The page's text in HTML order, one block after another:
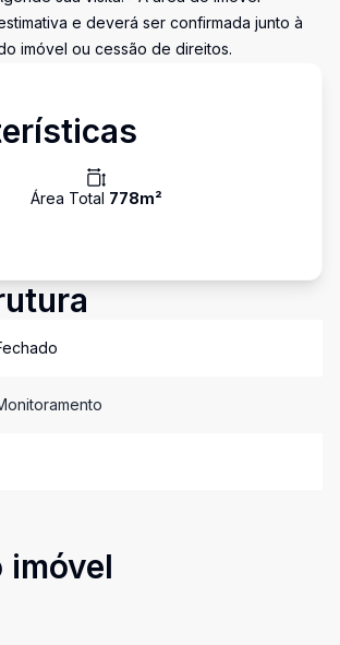
e deverá ser confirmada junto à
imóvel ou cessão de direitos.
Área Total 778m²
imóvel